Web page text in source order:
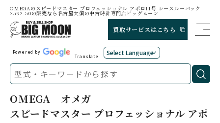
OMEGAのスピードマスター プロフェッショナル アポロ11号 シースルーバック
3592.50の販売なら名古屋大須の中古時計専門店ビッグムーン
買取サービスはこちら
Powered by
Translate
OMEGA オメガ
スピードマスター プロフェッショナル アポ